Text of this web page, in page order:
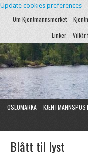
Update cookies preferences
Om Kjentmannsmerket
Linker
Vilkår
OSLOMARKA
Blått til lyst